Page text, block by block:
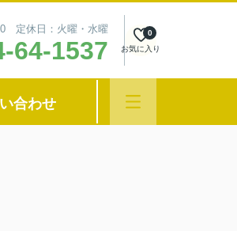
定休日：火曜・水曜
64-1537 お気に入り
0
合わせ